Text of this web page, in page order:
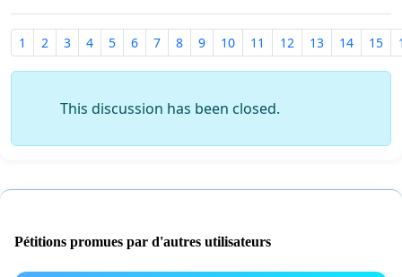
1 2 3 4 5 6 7 8 9 10 11 12 13 14 15
This discussion has been closed.
Pétitions promues par d'autres utilisateurs